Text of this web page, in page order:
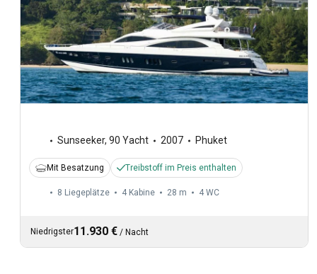
Sunseeker, 90 Yacht 2007 Phuket
Mit Besatzung Treibstoff im Preis enthalten
8 Liegeplätze 4 Kabine 28 m 4 WC
Niedrigster11.930 € / Nacht